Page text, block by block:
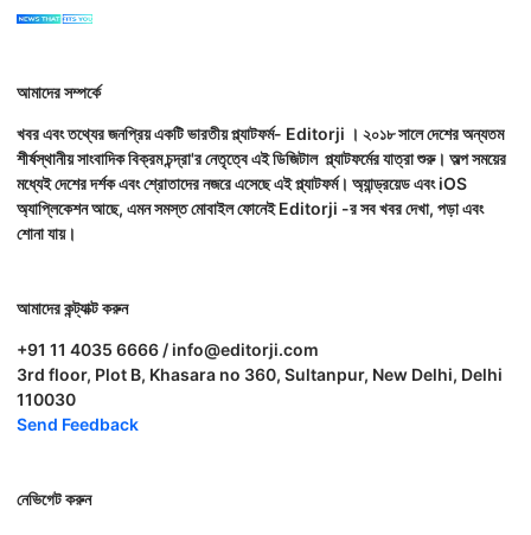
আমাদের সম্পর্কে
খবর এবং তথ্যের জনপ্রিয় একটি ভারতীয় প্ল্যাটফর্ম- Editorji । ২০১৮ সালে দেশের অন্যতম
শীর্ষস্থানীয় সাংবাদিক বিক্রম চন্দ্রা'র নেতৃত্বে এই ডিজিটাল প্ল্যাটফর্মের যাত্রা শুরু। অল্প সময়ের
মধ্যেই দেশের দর্শক এবং শ্রোতাদের নজরে এসেছে এই প্ল্যাটফর্ম। অ্যান্ড্রয়েড এবং iOS
অ্যাপ্লিকেশন আছে, এমন সমস্ত মোবাইল ফোনেই Editorji -র সব খবর দেখা, পড়া এবং
শোনা যায়।
আমাদের কন্ট্যাক্ট করুন
+91 11 4035 6666 / info@editorji.com
3rd floor, Plot B, Khasara no 360, Sultanpur, New Delhi, Delhi
110030
Send Feedback
নেভিগেট করুন